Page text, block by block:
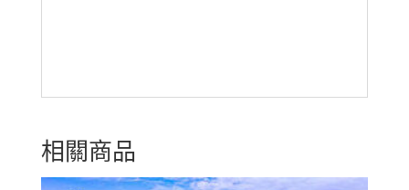
相關商品